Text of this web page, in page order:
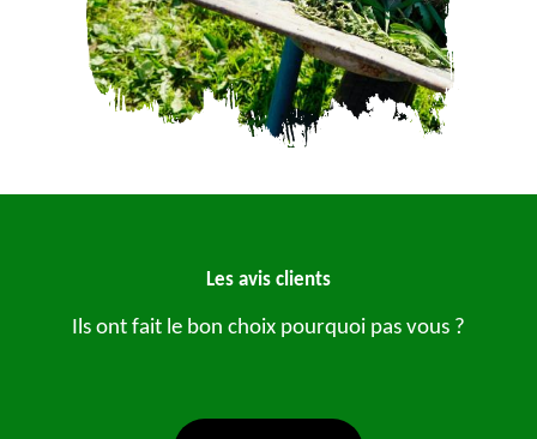
Les avis clients
Ils ont fait le bon choix pourquoi pas vous ?